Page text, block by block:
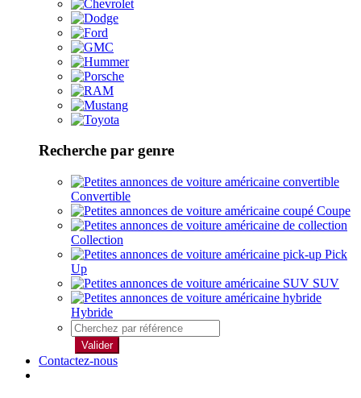
Recherche par genre
Convertible
Coupe
Collection
Pick
Up
SUV
Hybride
Valider
Contactez-nous